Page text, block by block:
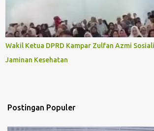
Wakil Ketua DPRD Kampar Zulfan Azmi
Jaminan Kesehatan
Postingan Populer